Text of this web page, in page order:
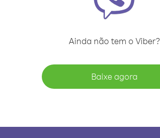
Ainda não tem o Viber?
Baixe agora